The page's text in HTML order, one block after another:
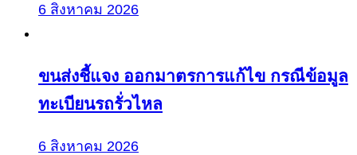
6 สิงหาคม 2026
ขนส่งชี้แจง ออกมาตรการแก้ไข กรณีข้อมูล
ทะเบียนรถรั่วไหล
6 สิงหาคม 2026